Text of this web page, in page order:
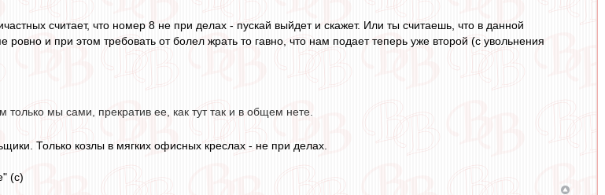
считает, что номер 8 не при делах - пускай выйдет и скажет. Или ты считаешь, что в данной
ровно и при этом требовать от болел жрать то гавно, что нам подает теперь уже второй (с увольнения
только мы сами, прекратив ее, как тут так и в общем нете.
Только козлы в мягких офисных креслах - не при делах.
(с)